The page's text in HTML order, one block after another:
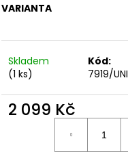
VARIANTA
Skladem
(1 ks)
Kód:
7919/UNI
2 099 Kč